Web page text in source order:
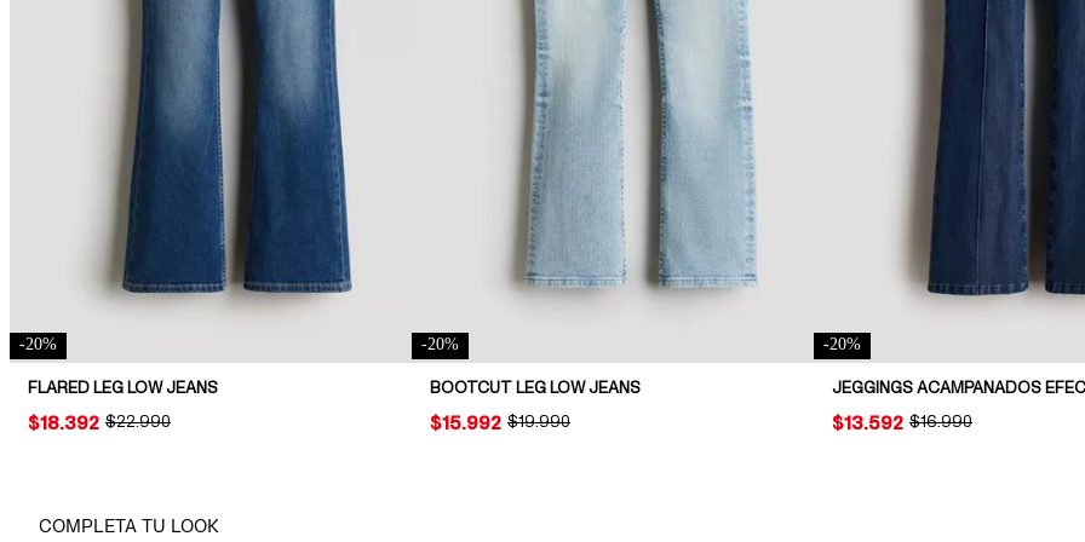
-20%
FLARED LEG LOW JEANS
ORIGINAL PRICE:
$22.990
PRICE:
$18.392
-20%
BOOTCUT LEG LOW JEANS
ORIGINAL PRICE:
$19.990
PRICE:
$15.992
-20%
JEGGINGS ACAMPANADOS
ORIGINAL PRICE:
$16.990
PRICE:
$13.592
COMPLETA TU LOOK